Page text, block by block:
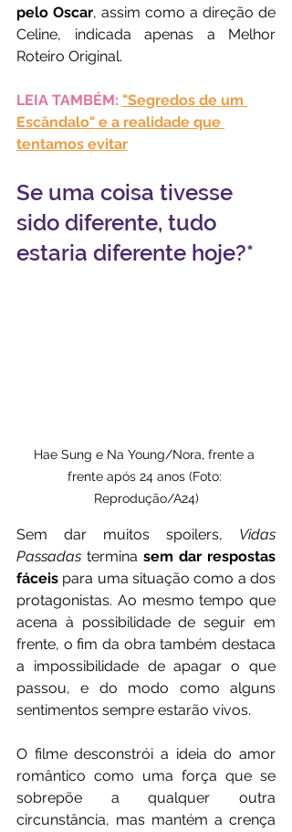
pelo Oscar, assim como a direção de
Celine, indicada apenas a Melhor
Roteiro Original.
LEIA TAMBÉM: "Segredos de um
Escândalo" e a realidade que
tentamos evitar
Se uma coisa tivesse
sido diferente, tudo
estaria diferente hoje?*
Hae Sung e Na Young/Nora, frente a
frente após 24 anos (Foto:
Reprodução/A24)
Sem dar muitos spoilers, Vidas
Passadas termina sem dar respostas
fáceis para uma situação como a dos
protagonistas. Ao mesmo tempo que
acena à possibilidade de seguir em
frente, o fim da obra também destaca
a impossibilidade de apagar o que
passou, e do modo como alguns
sentimentos sempre estarão vivos.
O filme desconstrói a ideia do amor
romântico como uma força que se
sobrepõe a qualquer outra
circunstância, mas mantém a crença